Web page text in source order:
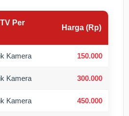
Per
Harga (Rp)
Kamera 150.000
Kamera 300.000
Kamera 450.000